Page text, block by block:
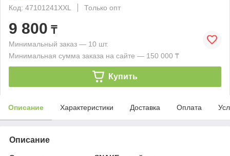
Код: 47101241XXL
Только опт
9 800 ₸
Минимальный заказ — 10 шт.
Минимальная сумма заказа на сайте — 150 000 ₸
Купить
Описание Характеристики Доставка Оплата
Описание